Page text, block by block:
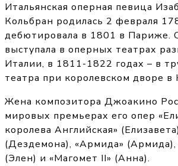
Итальянская оперная певица
Кольбран родилась 2 февраля
дебютировала в 1801 в Париже.
выступала в оперных театрах
Италии, в 1811-1822 годах – в
театра при королевском дворе в
Жена композитора Джоакино
мировых премьерах его опер
королева Английская»
(Дездемона), «Армида» (Армида),
(Элен) и «Магомет II» (Анна).